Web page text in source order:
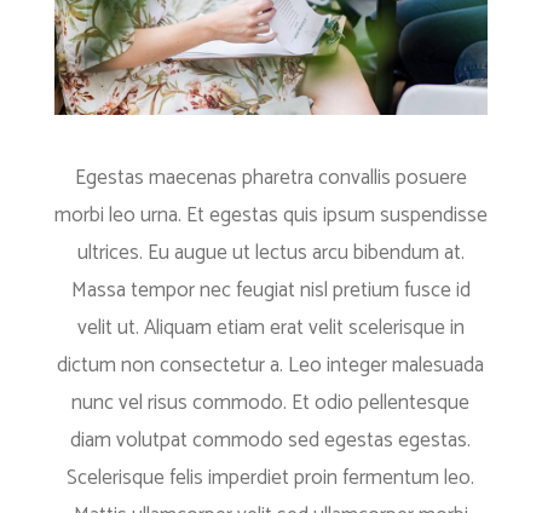
Egestas maecenas pharetra convallis posuere
morbi leo urna. Et egestas quis ipsum suspendisse
ultrices. Eu augue ut lectus arcu bibendum at.
Massa tempor nec feugiat nisl pretium fusce id
velit ut. Aliquam etiam erat velit scelerisque in
dictum non consectetur a. Leo integer malesuada
nunc vel risus commodo. Et odio pellentesque
diam volutpat commodo sed egestas egestas.
Scelerisque felis imperdiet proin fermentum leo.